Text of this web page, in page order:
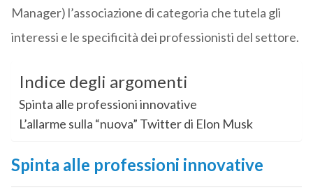
Manager) l’associazione di categoria che tutela gli
interessi e le specificità dei professionisti del settore.
Indice degli argomenti
Spinta alle professioni innovative
L’allarme sulla “nuova” Twitter di Elon Musk
Spinta alle professioni innovative